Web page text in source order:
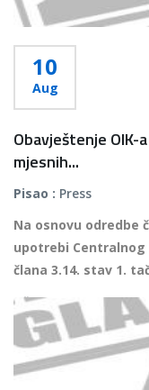
10
Aug
Obavještenje OIK-
mjesnih...
Pisao : Press
Na osnovu odredbe
upotrebi Centralnog
člana 3.14. stav 1.
Više...